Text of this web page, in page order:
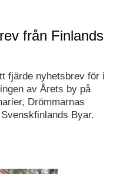
från Finlands
fjärde nyhetsbrev för i
av Årets by på
Drömmarnas
Byar.